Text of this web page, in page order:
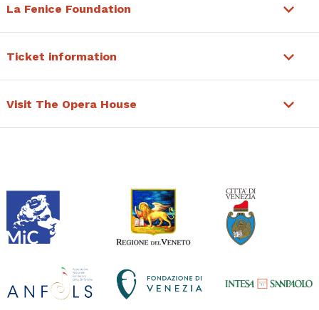
La Fenice Foundation
Ticket information
Visit The Opera House